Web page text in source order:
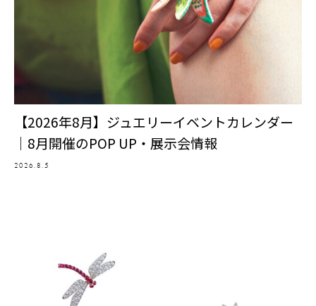
【2026年8月】ジュエリーイベントカレンダー
｜8月開催のPOP UP・展示会情報
2026.8.5